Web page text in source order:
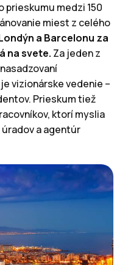
prieskumu medzi 150
miest z celého
a Barcelonu za
na svete. Za jeden z
vizionárske vedenie –
Prieskum tiež
ktorí myslia
a agentúr